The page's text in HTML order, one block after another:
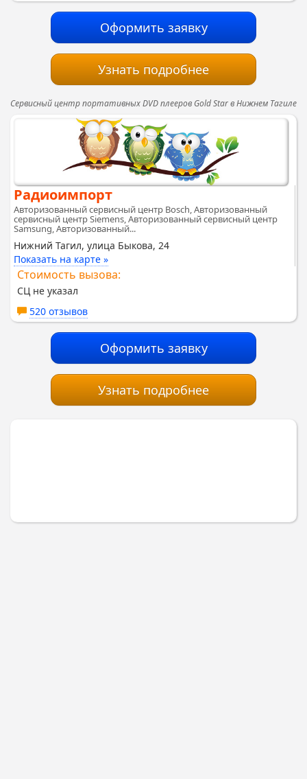
Оформить заявку
Узнать подробнее
Сервисный центр портативных DVD плееров Gold Star в Нижнем Тагиле
Радиоимпорт
Авторизованный сервисный центр Bosch, Авторизованный
сервисный центр Siemens, Авторизованный сервисный центр
Samsung, Авторизованный...
Нижний Тагил, улица Быкова, 24
Показать на карте »
Стоимость вызова:
СЦ не указал
520 отзывов
Оформить заявку
Узнать подробнее